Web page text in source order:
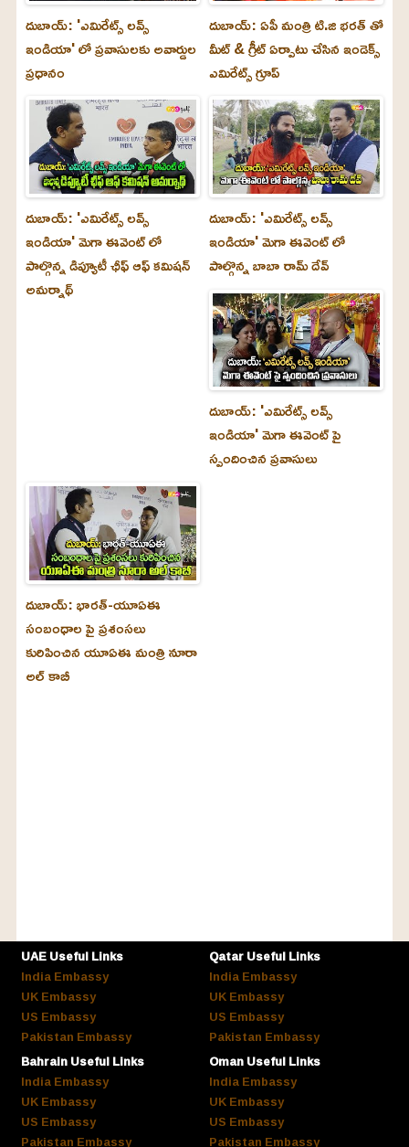
దుబాయ్: 'ఎమిరేట్స్ లవ్స్
ఇండియా' లో ప్రవాసులకు అవార్డుల
ప్రధానం
దుబాయ్: ఏపీ మంత్రి టి.జి భరత్ తో
మీట్ & గ్రీట్ ఏర్పాటు చేసిన ఇండెక్స్
ఎమిరేట్స్ గ్రూప్
దుబాయ్‌: 'ఎమిరేట్స్ లవ్స్
ఇండియా' మెగా ఈవెంట్ లో
పాల్గొన్న డిప్యూటీ ఛీఫ్ ఆఫ్ కమిషన్
అమర్నాథ్
దుబాయ్‌: 'ఎమిరేట్స్ లవ్స్
ఇండియా' మెగా ఈవెంట్ లో
పాల్గొన్న బాబా రామ్ దేవ్
దుబాయ్‌: 'ఎమిరేట్స్ లవ్స్
ఇండియా' మెగా ఈవెంట్ పై
స్పందించిన ప్రవాసులు
దుబాయ్‌: భారత్-యూఏఈ
సంబంధాల పై ప్రశంసలు
కురిపించిన యూఏఈ మంత్రి నూరా
అల్‌ కాబీ
UAE Useful Links
India Embassy
UK Embassy
US Embassy
Pakistan Embassy
Qatar Useful Links
India Embassy
UK Embassy
US Embassy
Pakistan Embassy
Bahrain Useful Links
India Embassy
UK Embassy
US Embassy
Pakistan Embassy
Oman Useful Links
India Embassy
UK Embassy
US Embassy
Pakistan Embassy